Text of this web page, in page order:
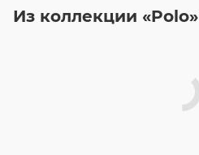
Из коллекции «Polo»